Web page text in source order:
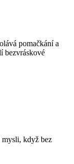
pomačkání a
bezvráskové
mysli, když bez